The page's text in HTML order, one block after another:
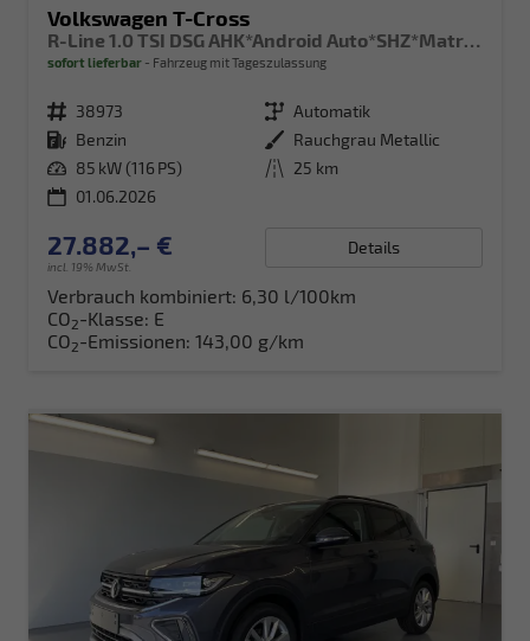
Volkswagen T-Cross
sofort lieferbar Fahrzeug mit Tageszulassung
Fahrzeugnr. 38973 Getriebe Automatik
Kraftstoff Benzin Außenfarbe Rauchgrau Metallic
Leistung 85 kW (116 PS) Kilometerstand 25 km
01.06.2026
27.882,– €
incl. 19% MwSt.
Details
Verbrauch kombiniert: 6,30 l/100km
CO2-Klasse: E
CO2-Emissionen: 143,00 g/km